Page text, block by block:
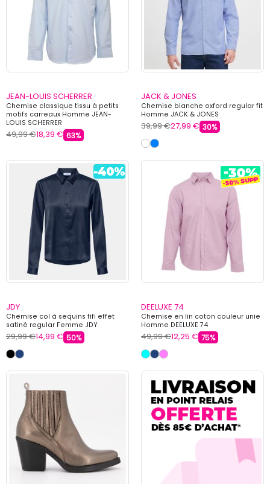
JEAN-LOUIS SCHERRER
Chemise classique tissu à petits
motifs carreaux Homme JEAN-
LOUIS SCHERRER
49,99 €18,39 € 63%
JACK & JONES
Chemise blanche oxford regular fit
Homme JACK & JONES
39,99 €27,99 € 30%
JDY
Chemise col à sequins fifi effet
satiné regular Femme JDY
29,99 €14,99 € 50%
DEELUXE 74
Chemise en lin coton couleur unie
Homme DEELUXE 74
49,99 €12,25 € 75%